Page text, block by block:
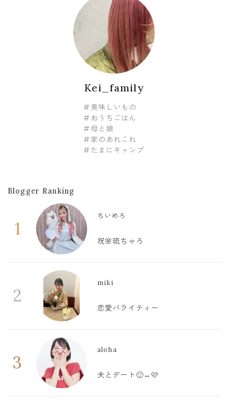
Kei_family
#美味しいもの
#おうちごはん
#母と娘
#家のあれこれ
#たまにキャンプ
Blogger Ranking
1
ちいめろ
祝🌸琉ちゃろ
2
miki
恋愛バライティー
3
aloha
夫とデート🙂‍↔️🩷